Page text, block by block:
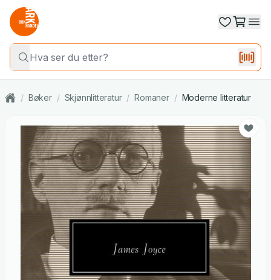
/ Bøker / Skjønnlitteratur / Romaner / Moderne litteratur